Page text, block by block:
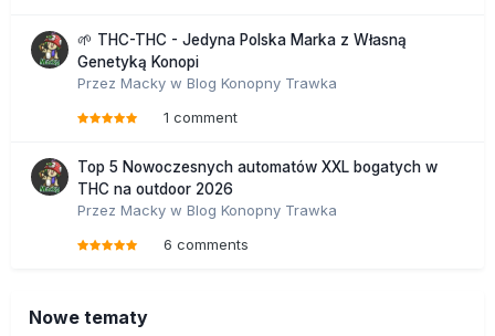
🌱 THC-THC - Jedyna Polska Marka z Własną
Genetyką Konopi
Przez Macky w Blog Konopny Trawka
1 comment
Top 5 Nowoczesnych automatów XXL bogatych w
THC na outdoor 2026
Przez Macky w Blog Konopny Trawka
6 comments
Nowe tematy